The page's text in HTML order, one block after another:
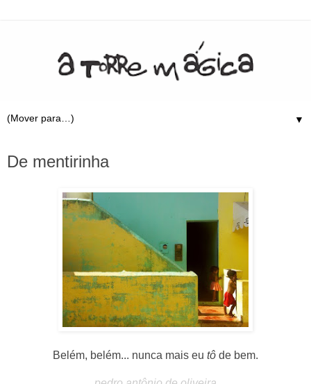
▼
De mentirinha
Belém, belém... nunca mais eu tô de bem.